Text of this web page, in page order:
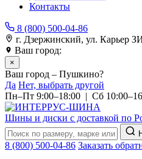
Контакты
8 (800) 500-04-86
г. Дзержинский, ул. Карьер
Ваш город:
×
Ваш город – Пушкино?
Да Нет, выбрать другой
Пн–Пт 9:00–18:00 | Сб
Шины и диски с доставкой по
8 (800) 500-04-86 Заказать